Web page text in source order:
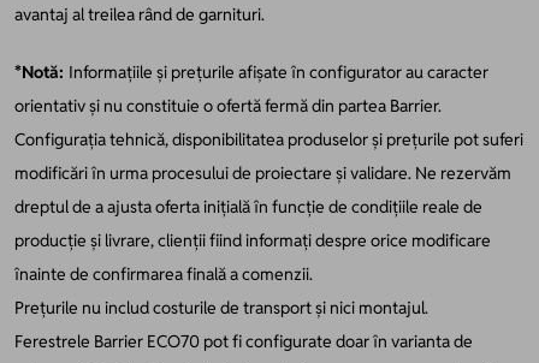
avantaj al treilea rând de garnituri.
*Notă: Informațiile și prețurile afișate în configurator au caracter
orientativ și nu constituie o ofertă fermă din partea Barrier.
Configurația tehnică, disponibilitatea produselor și prețurile pot suferi
modificări în urma procesului de proiectare și validare. Ne rezervăm
dreptul de a ajusta oferta inițială în funcție de condițiile reale de
producție și livrare, clienții fiind informați despre orice modificare
înainte de confirmarea finală a comenzii.
Prețurile nu includ costurile de transport și nici montajul.
Ferestrele Barrier ECO70 pot fi configurate doar în varianta de